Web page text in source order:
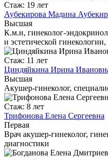
Стаж: 19 лет
Аубекирова Мадина
Высшая
К.м.н, гинеколог-
и эстетической
Стаж: 11 лет
Циндяйкина Ирина
Высшая
Акушер-гинеколог,
Стаж: 8 лет
Трифонова Елена Сергеевна
Первая
Врач акушер-гинеколог,
диагностики